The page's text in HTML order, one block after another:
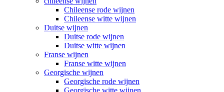
Chileense rode wijnen
Chileense witte wijnen
Duitse wijnen
Duitse rode wijnen
Duitse witte wijnen
Franse wijnen
Franse witte wijnen
Georgische wijnen
Georgische rode wijnen